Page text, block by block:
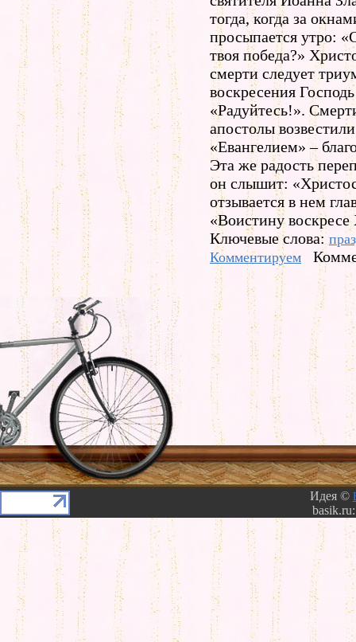
тогда, когда за
просыпается утро:
твоя победа?»
смерти следует
воскресения
«Радуйтесь!».
апостолы
«Евангелием» –
Эта же радость
он слышит:
отзывается в нем
«Воистину
Ключевые слова:
Комментируем
Идея ©